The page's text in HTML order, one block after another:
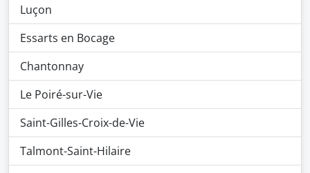
Luçon
Essarts en Bocage
Chantonnay
Le Poiré-sur-Vie
Saint-Gilles-Croix-de-Vie
Talmont-Saint-Hilaire